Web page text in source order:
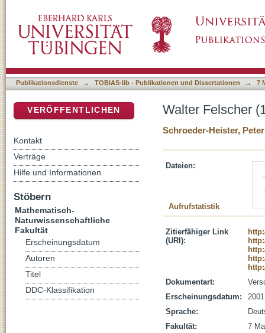
Publikationsdienste → TOBIAS-lib - Publikationen und Dissertationen → 7
Walter Felscher
Schroeder-Heister, Peter
Dateien:
Aufrufstatistik
Zitierfähiger Link
(URI):
Dokumentart:
Erscheinungsdatum:
2001
Sprache:
Fakultät:
7
VERÖFFENTLICHEN
Kontakt
Verträge
Hilfe und Informationen
Stöbern
Mathematisch-
Naturwissenschaftliche
Fakultät
Erscheinungsdatum
Autoren
Titel
DDC-Klassifikation